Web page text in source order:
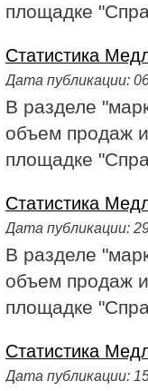
площадке
Статистика
Дата публикации:
В разделе
объем продаж
площадке
Статистика
Дата публикации:
В разделе
объем продаж
площадке
Статистика
Дата публикации: